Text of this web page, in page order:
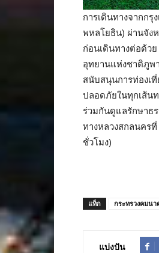
การเดินทางจากกรุ
พหลโยธิน) ผ่านจัง
ก่อนเดินทางต่อด้ว
อุทยานแห่งชาติภูพ
สนับสนุนการท่องเ
ปลอดภัยในทุกเส้น
ร่วมกันดูแลรักษาธ
ทางหลวงสกลนคร
ชั่วโมง)
แท็ก กระทรวงคมนา
แบ่งปัน